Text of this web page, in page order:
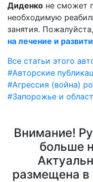
Диденко не сможет
необходимую
занятия. Пожалуйста,
на лечение и
Все статьи этого
#Авторские
#Агрессия (война)
#Запорожье и
Внимание!
больше
размещена в